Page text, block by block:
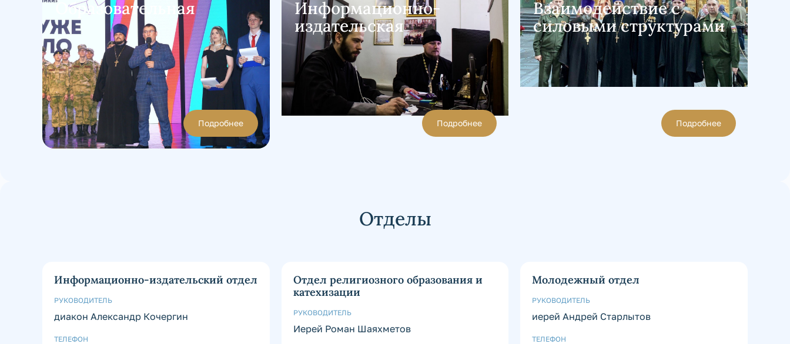
Образовательная
Подробнее
Информационно-
издательская
Подробнее
Взаимодействие с
силовыми структурами
Подробнее
Отделы
Информационно-издательский отдел
РУКОВОДИТЕЛЬ
диакон Александр Кочергин
ТЕЛЕФОН
Отдел религиозного образования и
катехизации
РУКОВОДИТЕЛЬ
Иерей Роман Шаяхметов
Молодежный отдел
РУКОВОДИТЕЛЬ
иерей Андрей Старлытов
ТЕЛЕФОН